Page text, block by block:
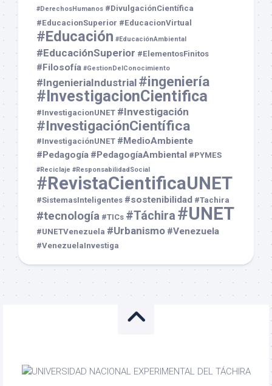
#DerechosHumanos #DivulgaciónCientífica
#EducacionSuperior #EducacionVirtual
#Educación #EducaciónAmbiental
#EducaciónSuperior #ElementosFinitos
#Filosofía #GestionDelConocimiento
#IngenieriaIndustrial #ingeniería
#InvestigacionCientifica
#InvestigacionUNET #Investigación
#InvestigaciónCientífica
#InvestigaciónUNET #MedioAmbiente
#Pedagogía #PedagogíaAmbiental #PYMES
#Reciclaje #ResponsabilidadSocial
#RevistaCientificaUNET
#SistemasInteligentes #sostenibilidad #Tachira
#tecnología #TICs #Táchira #UNET
#UNETVenezuela #Urbanismo #Venezuela
#VenezuelaInvestiga